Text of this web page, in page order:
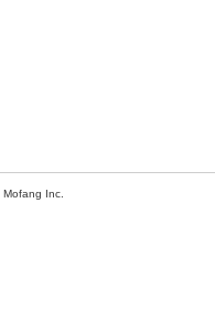
Mofang Inc.